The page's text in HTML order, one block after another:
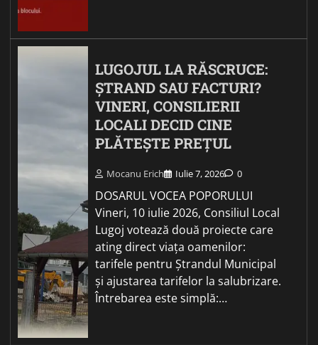
LUGOJUL LA RĂSCRUCE:
ȘTRAND SAU FACTURI?
VINERI, CONSILIERII
LOCALI DECID CINE
PLĂTEȘTE PREȚUL
Mocanu Erich Iulie 7, 2026 0
DOSARUL VOCEA POPORULUI
Vineri, 10 iulie 2026, Consiliul Local
Lugoj votează două proiecte care
ating direct viața oamenilor:
tarifele pentru Ștrandul Municipal
și ajustarea tarifelor la salubrizare.
Întrebarea este simplă:…